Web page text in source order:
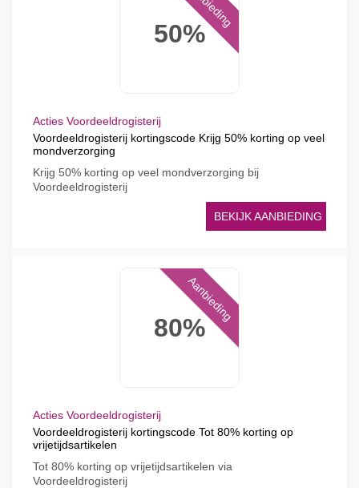
50%
Acties Voordeeldrogisterij
Voordeeldrogisterij kortingscode Krijg 50% korting op veel
mondverzorging
Krijg 50% korting op veel mondverzorging bij
Voordeeldrogisterij
BEKIJK AANBIEDING
80%
Aanbieding
Acties Voordeeldrogisterij
Voordeeldrogisterij kortingscode Tot 80% korting op
vrijetijdsartikelen
Tot 80% korting op vrijetijdsartikelen via
Voordeeldrogisterij